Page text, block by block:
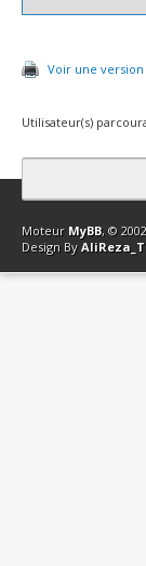
Voir une
Utilisateur(s)
Contact Club
Moteur MyBB, ©
Design By